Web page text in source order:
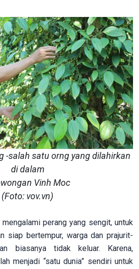
-salah satu orng yang dilahirkan
di dalam
Vinh Moc
(Foto: vov.vn)
perang yang sengit, untuk
siap bertempur, warga dan prajurit-
biasanya tidak keluar. Karena,
menjadi “satu dunia” sendiri untuk